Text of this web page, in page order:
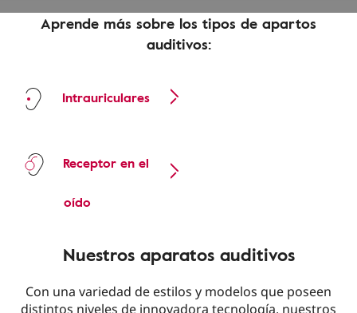
Aprende más sobre los tipos de apartos
auditivos:
Intrauriculares
Receptor en el
oído
Nuestros aparatos auditivos
Con una variedad de estilos y modelos que poseen
distintos niveles de innovadora tecnología, nuestros